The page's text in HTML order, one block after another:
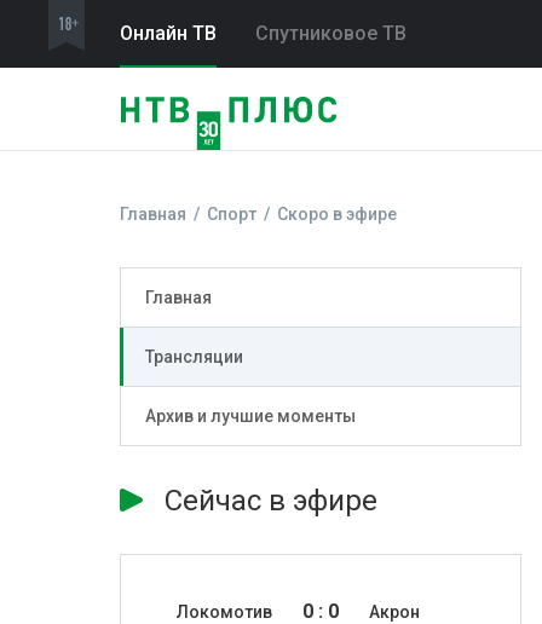
Онлайн ТВ Спутниковое ТВ
Главная Спорт Скоро в эфире
Главная
Трансляции
Архив и лучшие моменты
Сейчас в эфире
Локомотив Акрон
0 : 0